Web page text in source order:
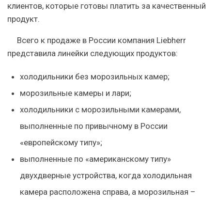
клиентов, которые готовы платить за качественный
продукт.
Всего к продаже в России компания Liebherr
представила линейки следующих продуктов:
холодильники без морозильных камер;
морозильные камеры и лари;
холодильники с морозильными камерами,
выполненные по привычному в России
«европейскому типу»;
выполненные по «американскому типу»
двухдверные устройства, когда холодильная
камера расположена справа, а морозильная –